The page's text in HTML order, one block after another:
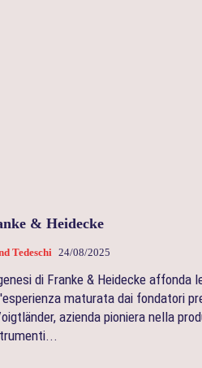
& Heidecke
Tedeschi 24/08/2025
di Franke & Heidecke affonda
maturata dai fondatori
azienda pioniera nella